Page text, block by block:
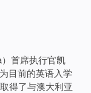
首席执行官凯
目前的英语入学
得了与澳大利亚